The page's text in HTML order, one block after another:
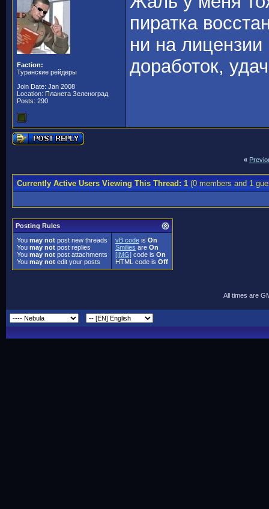
Faction:
Туранские рейдеры
Join Date: Jan 2008
Location: Планета Зеленоград
Posts: 290
пиратка
ни на лицензии
доработок,
«
Currently Active Users Viewing This Thread: 1(0 members and 1
Posting Rules
You may not post new threads
You may not post replies
You may not post attachments
You may not edit your posts
vB code is On
Smilies are On
[IMG] code is On
HTML code is Off
All times are